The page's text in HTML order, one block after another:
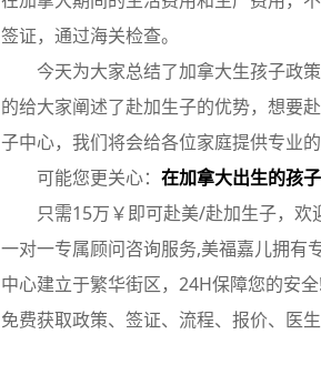
签证，通过海关检查。
今天为大家总结了加拿大生孩子政
的给大家阐述了赴加生子的优势，想要
子中心，我们将会给各位家庭提供专业
可能您更关心： 在加拿大出生的孩
只需15万￥即可赴美/赴加生子，
一对一专属顾问咨询服务,美福嘉儿拥有
中心建立于繁华街区，24H保障您的安
免费获取政策、签证、流程、报价、医